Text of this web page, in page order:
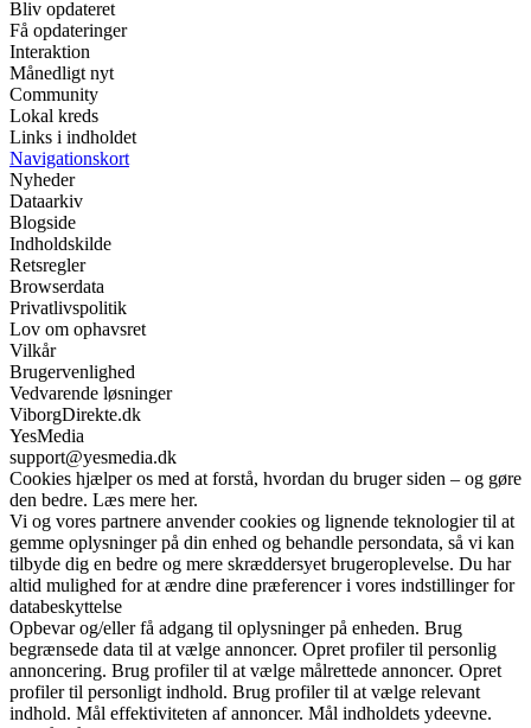
Bliv opdateret
Få opdateringer
Interaktion
Månedligt nyt
Community
Lokal kreds
Links i indholdet
Navigationskort
Nyheder
Dataarkiv
Blogside
Indholdskilde
Retsregler
Browserdata
Privatlivspolitik
Lov om ophavsret
Vilkår
Brugervenlighed
Vedvarende løsninger
ViborgDirekte.dk
YesMedia
support@yesmedia.dk
Cookies hjælper os med at forstå, hvordan du bruger siden – og gøre
den bedre. Læs mere her.
Vi og vores partnere anvender cookies og lignende teknologier til at
gemme oplysninger på din enhed og behandle persondata, så vi kan
tilbyde dig en bedre og mere skræddersyet brugeroplevelse. Du har
altid mulighed for at ændre dine præferencer i vores indstillinger for
databeskyttelse
Opbevar og/eller få adgang til oplysninger på enheden. Brug
begrænsede data til at vælge annoncer. Opret profiler til personlig
annoncering. Brug profiler til at vælge målrettede annoncer. Opret
profiler til personligt indhold. Brug profiler til at vælge relevant
indhold. Mål effektiviteten af annoncer. Mål indholdets ydeevne.